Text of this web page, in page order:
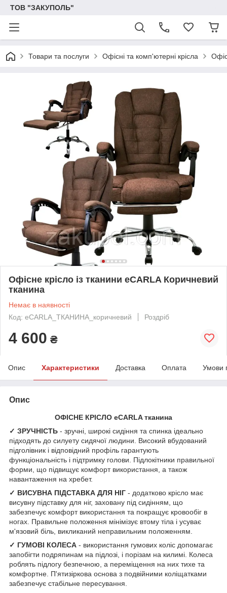
ТОВ "ЗАКУПОЛЬ"
Товари та послуги Офісні та комп'ютерні крісла
Офісне крісло із тканини eCARLA Коричневий
тканина
Немає в наявності
Код: eCARLA_ТКАНИНА_коричневий
Роздріб
4 600 ₴
Опис Характеристики Доставка Оплата Умови
Опис
ОФІСНЕ КРІСЛО eCARLA тканина
✓ ЗРУЧНІСТЬ - зручні, широкі сидіння та спинка ідеально
підходять до силуету сидячої людини. Високий вбудований
підголівник і відповідний профіль гарантують
функціональність і підтримку голови. Підлокітники правильної
форми, що підвищує комфорт використання, а також
навантаження на хребет.
✓ ВИСУВНА ПІДСТАВКА ДЛЯ НІГ - додатково крісло має
висувну підставку для ніг, заховану під сидінням, що
забезпечує комфорт використання та покращує кровообіг в
ногах. Правильне положення мінімізує втому тіла і усуває
м'язовий біль, викликаний неправильним положенням.
✓ ГУМОВІ КОЛЕСА - використання гумових коліс допомагає
запобігти подряпинам на підлозі, і порізам на килимі. Колеса
роблять підлогу безпечною, а переміщення на них тихе та
комфортне. П'ятизіркова основа з подвійними коліщатками
забезпечує стабільне пересування.